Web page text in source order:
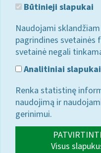
Būtinieji slapukai
Naudojami
pagrindines svetainės
svetainė negali
Analitiniai slapukai
Renka statistinę
naudojimą ir
gerinimui.
PATVIRTINTI
Visus